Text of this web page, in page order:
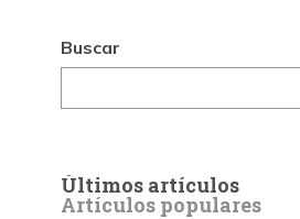
Buscar
Últimos artículos
Artículos populares